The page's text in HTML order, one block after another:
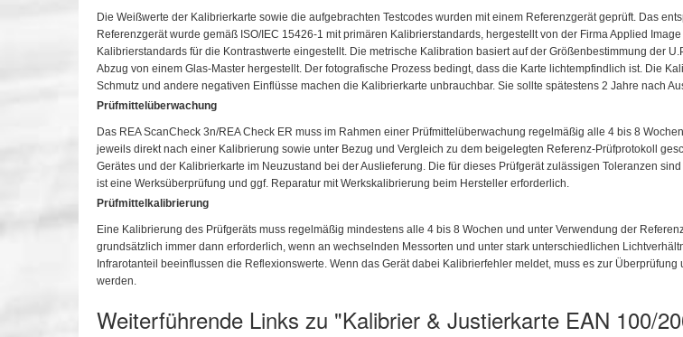
Die Weißwerte der Kalibrierkarte sowie die aufgebrachten Testcodes wurden mit einem Referenzgerät geprüft. Das
Referenzgerät wurde gemäß ISO/IEC 15426-1 mit primären Kalibrierstandards, hergestellt von der Firma Applied
Kalibrierstandards für die Kontrastwerte eingestellt. Die metrische Kalibration basiert auf der Größenbestimmung der
Abzug von einem Glas-Master hergestellt. Der fotografische Prozess bedingt, dass die Karte lichtempfindlich ist. Die
Schmutz und andere negativen Einflüsse machen die Kalibrierkarte unbrauchbar. Sie sollte spätestens 2 Jahre nach
Prüfmittelüberwachung
Das REA ScanCheck 3n/REA Check ER muss im Rahmen einer Prüfmittelüberwachung regelmäßig alle 4 bis 8
jeweils direkt nach einer Kalibrierung sowie unter Bezug und Vergleich zu dem beigelegten Referenz-Prüfprotokoll
Gerätes und der Kalibrierkarte im Neuzustand bei der Auslieferung. Die für dieses Prüfgerät zulässigen Toleranzen
ist eine Werksüberprüfung und ggf. Reparatur mit Werkskalibrierung beim Hersteller erforderlich.
Prüfmittelkalibrierung
Eine Kalibrierung des Prüfgeräts muss regelmäßig mindestens alle 4 bis 8 Wochen und unter Verwendung der
grundsätzlich immer dann erforderlich, wenn an wechselnden Messorten und unter stark unterschiedlichen
Infrarotanteil beeinflussen die Reflexionswerte. Wenn das Gerät dabei Kalibrierfehler meldet, muss es zur
werden.
Weiterführende Links zu "Kalibrier & Justierkarte EAN 100/